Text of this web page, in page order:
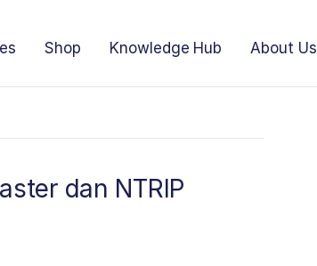
Shop Knowledge Hub About Us
dan NTRIP